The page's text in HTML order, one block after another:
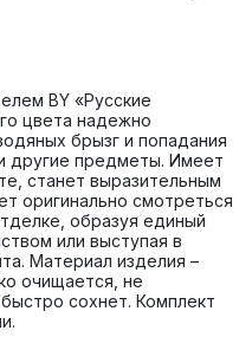
BY «Русские
цвета надежно
брызг и попадания
другие предметы. Имеет
станет выразительным
оригинально смотреться
образуя единый
или выступая в
Материал изделия –
очищается, не
сохнет. Комплект